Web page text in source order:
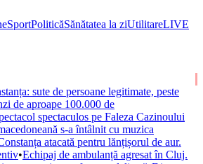
SportPoliticăSănătatea la ziUtilitareLIVE
sute de persoane legitimate, peste
de aproape 100.000 de
spectaculos pe Faleza Cazinoului
s-a întâlnit cu muzica
atacată pentru lănțișorul de aur.
•Echipaj de ambulanță agresat în Cluj.